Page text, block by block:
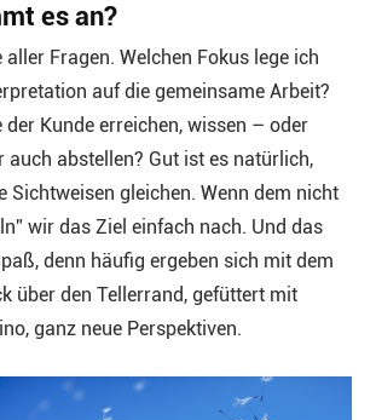
es an?
aller Fragen. Welchen Fokus lege ich
auf die gemeinsame Arbeit?
der Kunde erreichen, wissen – oder
auch abstellen? Gut ist es natürlich,
Sichtweisen gleichen. Wenn dem nicht
wir das Ziel einfach nach. Und das
denn häufig ergeben sich mit dem
über den Tellerrand, gefüttert mit
ganz neue Perspektiven.